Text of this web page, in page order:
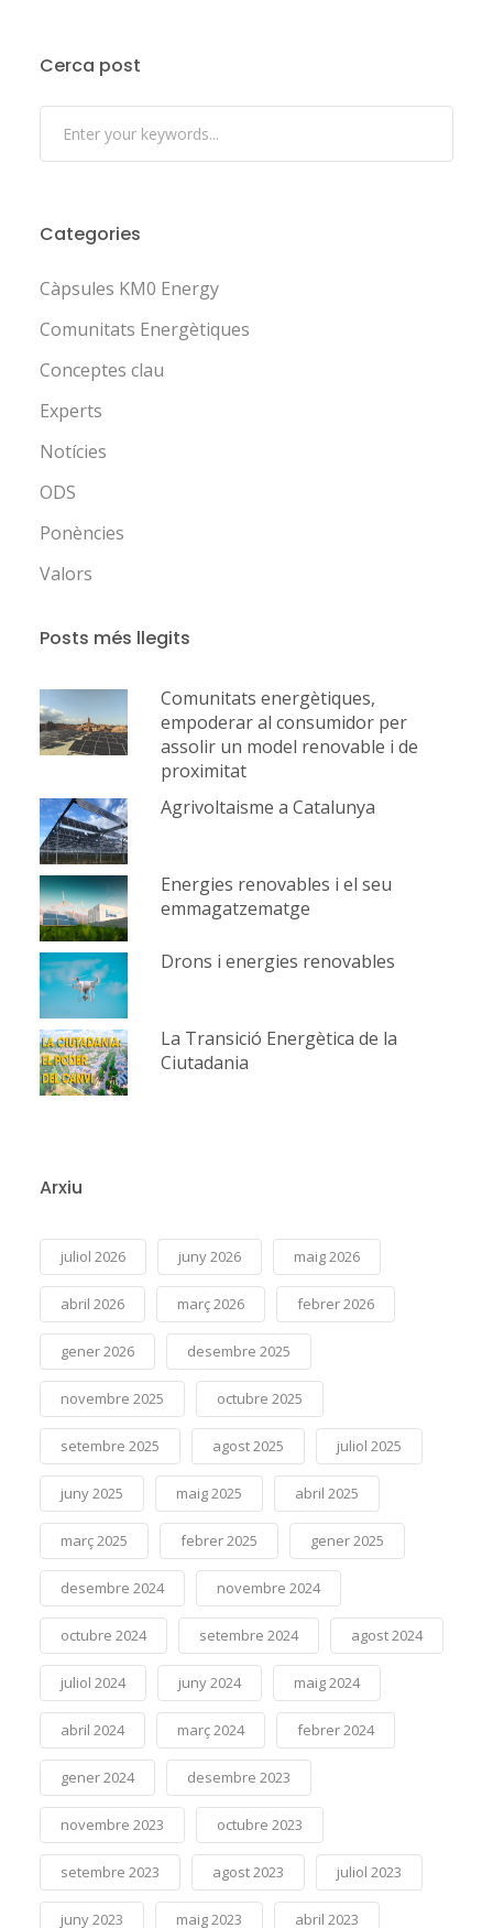
Cerca post
Categories
Càpsules KM0 Energy
Comunitats Energètiques
Conceptes clau
Experts
Notícies
ODS
Ponències
Valors
Posts més llegits
Comunitats energètiques,
empoderar al consumidor per
assolir un model renovable i de
proximitat
Agrivoltaisme a Catalunya
Energies renovables i el seu
emmagatzematge
Drons i energies renovables
La Transició Energètica de la
Ciutadania
Arxiu
juliol 2026 juny 2026 maig 2026
abril 2026 març 2026 febrer 2026
gener 2026 desembre 2025
novembre 2025 octubre 2025
setembre 2025 agost 2025 juliol 2025
juny 2025 maig 2025 abril 2025
març 2025 febrer 2025 gener 2025
desembre 2024 novembre 2024
octubre 2024 setembre 2024 agost 2024
juliol 2024 juny 2024 maig 2024
abril 2024 març 2024 febrer 2024
gener 2024 desembre 2023
novembre 2023 octubre 2023
setembre 2023 agost 2023 juliol 2023
juny 2023 maig 2023 abril 2023